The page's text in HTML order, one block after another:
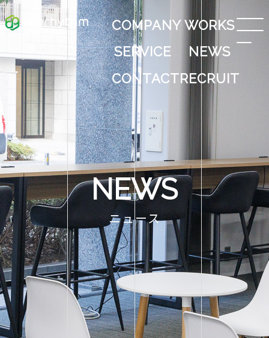
COMPANYWORKS
SERVICE
NEWS
CONTACTRECRUIT
NEWS
ニュース